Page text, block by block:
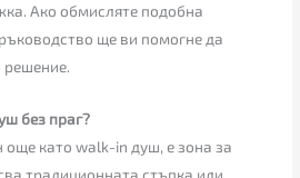
Ако обмисляте подобна
ще ви помогне да
без праг?
още като walk-in душ, е зона за
традиционната стъпка или